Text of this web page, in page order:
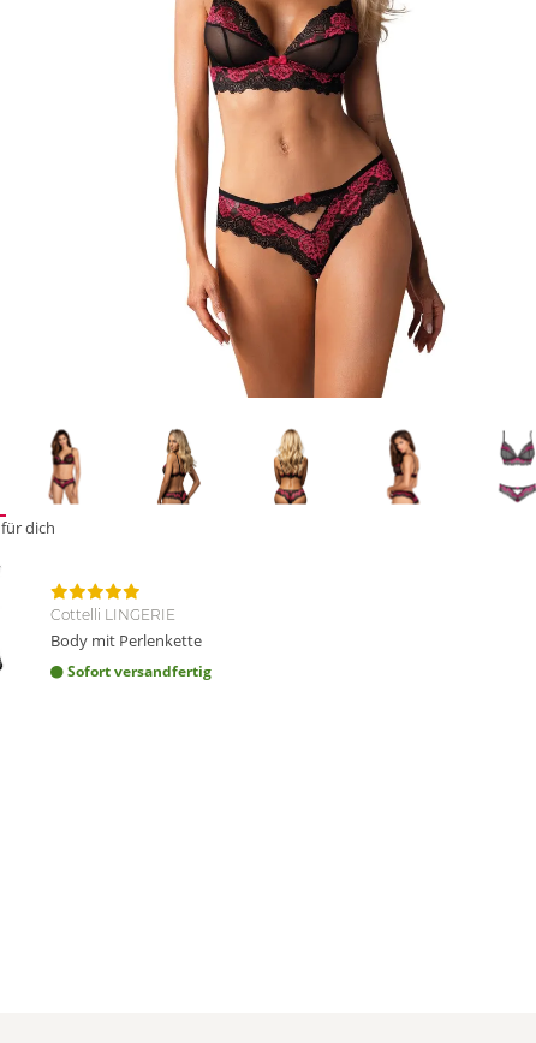
für dich
Cottelli LINGERIE
Body mit Perlenkette
Sofort versandfertig